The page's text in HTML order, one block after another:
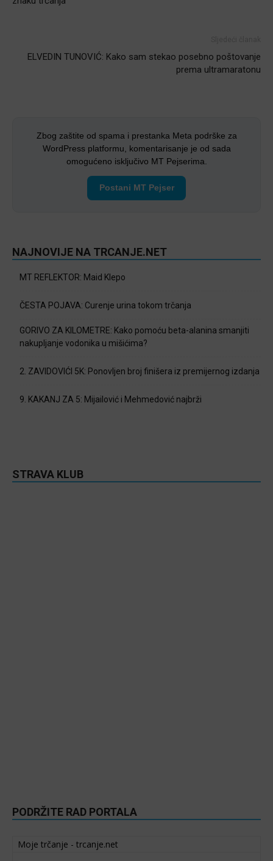
ELVEDIN TUNOVIĆ: Kako sam stekao posebno poštovanje
prema ultramaratonu
Zbog zaštite od spama i prestanka Meta podrške za
WordPress platformu, komentarisanje je od sada
omogućeno isključivo MT Pejserima.
Postani MT Pejser
NAJNOVIJE NA TRCANJE.NET
MT REFLEKTOR: Maid Klepo
ČESTA POJAVA: Curenje urina tokom trčanja
GORIVO ZA KILOMETRE: Kako pomoću beta-alanina smanjiti
nakupljanje vodonika u mišićima?
2. ZAVIDOVIĆI 5K: Ponovljen broj finišera iz premijernog izdanja
9. KAKANJ ZA 5: Mijailović i Mehmedović najbrži
STRAVA KLUB
PODRŽITE RAD PORTALA
Moje trčanje - trcanje.net